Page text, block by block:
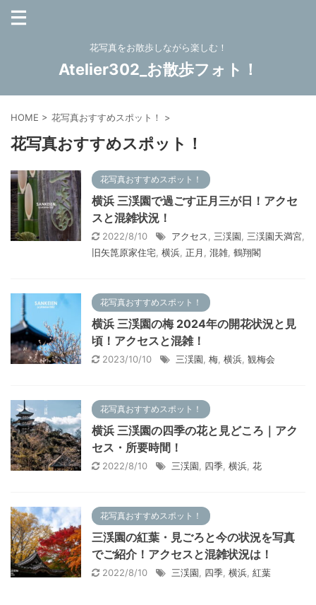
花写真をお散歩しながら楽しむ！
Atelier302_お散歩フォト！
HOME > 花写真おすすめスポット！ >
花写真おすすめスポット！
花写真おすすめスポット！
横浜 三渓園で過ごす正月三が日！アクセ
スと混雑状況！
2022/8/10 アクセス 三渓園 三渓園天満宮
旧矢箆原家住宅 横浜 正月 混雑 鶴翔閣
花写真おすすめスポット！
横浜 三渓園の梅 2024年の開花状況と見
頃！アクセスと混雑！
2023/10/10 三渓園 梅 横浜 観梅会
花写真おすすめスポット！
横浜 三渓園の四季の花と見どころ｜アク
セス・所要時間！
2022/8/10 三渓園 四季 横浜 花
花写真おすすめスポット！
三渓園の紅葉・見ごろと今の状況を写真
でご紹介！アクセスと混雑状況は！
2022/8/10 三渓園 四季 横浜 紅葉